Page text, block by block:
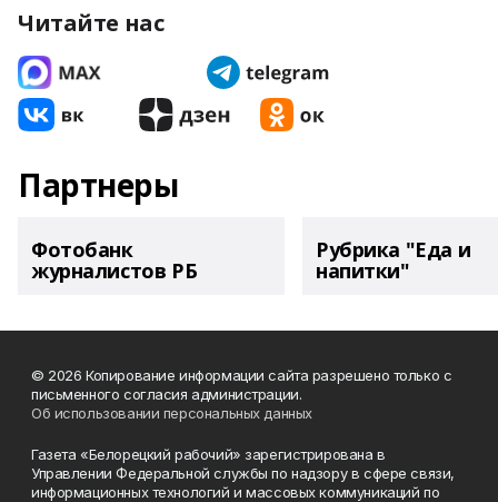
Читайте нас
Партнеры
Фотобанк
журналистов РБ
Рубрика "Еда и
напитки"
© 2026 Копирование информации сайта разрешено только с
письменного согласия администрации.
Об использовании персональных данных
Газета «Белорецкий рабочий» зарегистрирована в
Управлении Федеральной службы по надзору в сфере связи,
информационных технологий и массовых коммуникаций по